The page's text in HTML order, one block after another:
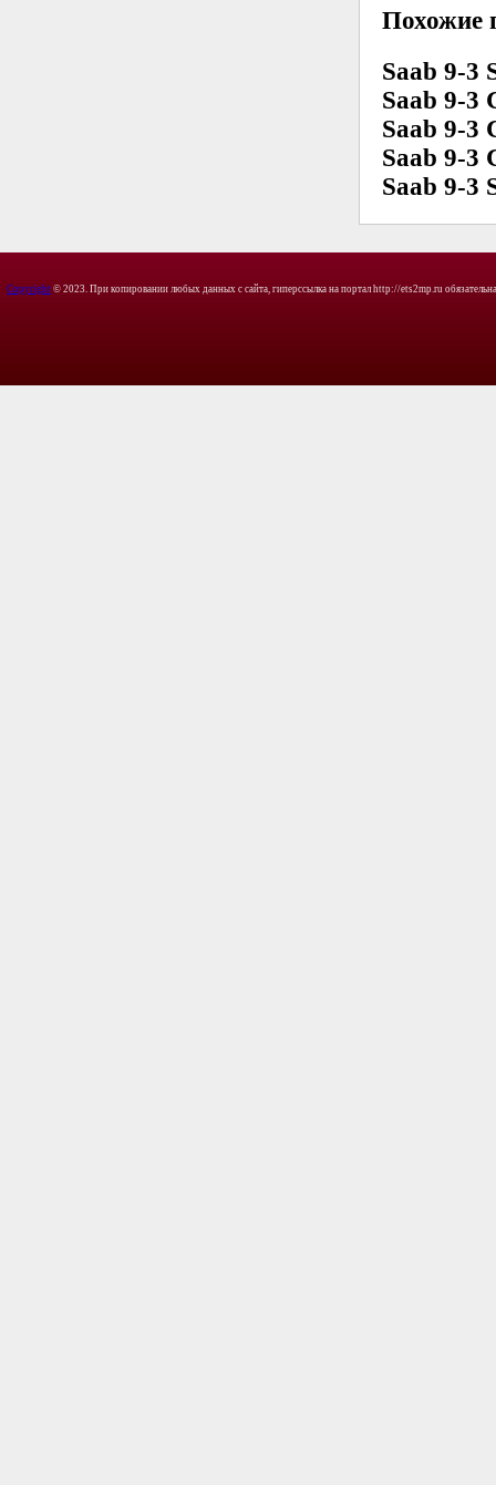
Похожие
Saab 9-3
Saab 9-3
Saab 9-3
Saab 9-3
Saab 9-3
Copyright © 2023. При копировании любых данных с сайта, гиперссылка на портал http://ets2mp.ru